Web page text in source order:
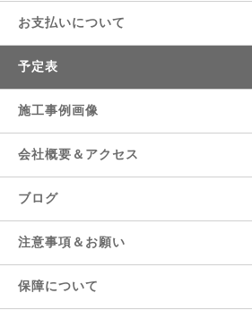
お支払いについて
予定表
施工事例画像
会社概要＆アクセス
ブログ
注意事項＆お願い
保障について